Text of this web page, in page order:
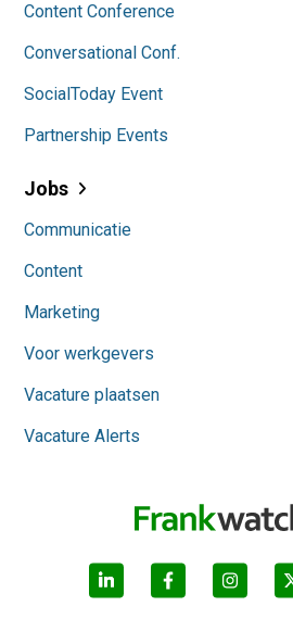
Content Conference
Conversational Conf.
SocialToday Event
Partnership Events
Jobs
Communicatie
Content
Marketing
Voor werkgevers
Vacature plaatsen
Vacature Alerts